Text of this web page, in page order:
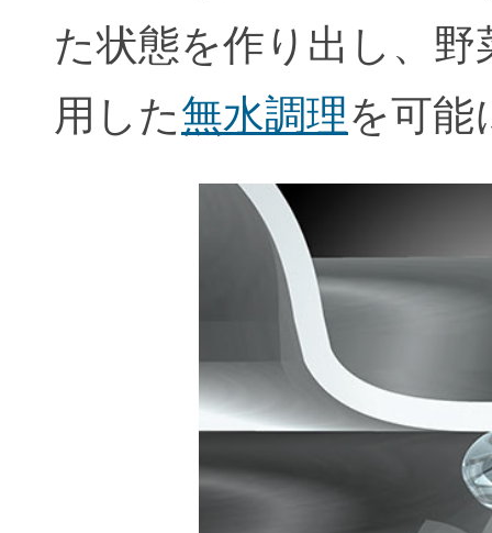
た状態を作り出し、
用した無水調理を可能